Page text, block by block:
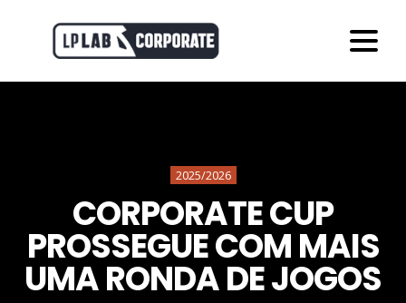
2025/2026
CORPORATE CUP
PROSSEGUE COM MAIS
UMA RONDA DE JOGOS